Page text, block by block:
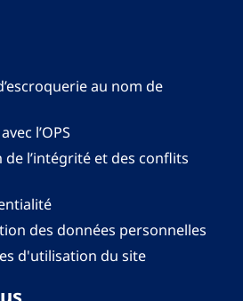
au nom de
l’OPS
de l’intégrité et des conflits
des données personnelles
d'utilisation du site